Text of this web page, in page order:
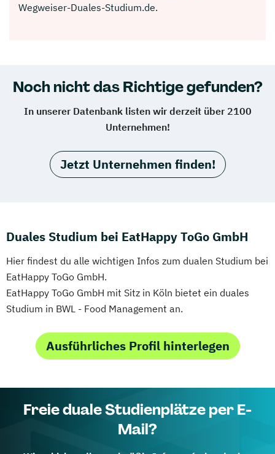
Wegweiser-Duales-Studium.de.
Noch nicht das Richtige gefunden?
In unserer Datenbank listen wir derzeit über 2100
Unternehmen!
Jetzt Unternehmen finden!
Duales Studium bei EatHappy ToGo GmbH
Hier findest du alle wichtigen Infos zum dualen Studium bei
EatHappy ToGo GmbH.
EatHappy ToGo GmbH mit Sitz in Köln bietet ein duales
Studium in BWL - Food Management an.
Ausführliches Profil hinterlegen
Freie duale Studienplätze per E-
Mail?